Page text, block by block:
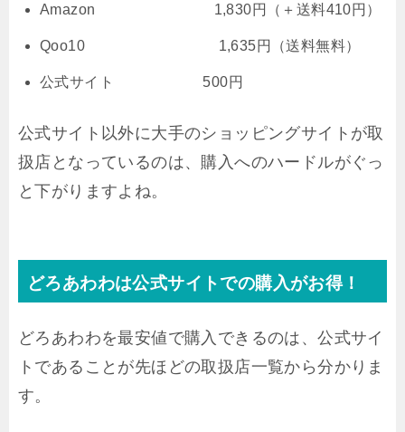
Amazon 1,830円（＋送料410円）
Qoo10 1,635円（送料無料）
公式サイト 500円
公式サイト以外に大手のショッピングサイトが取
扱店となっているのは、購入へのハードルがぐっ
と下がりますよね。
どろあわわは公式サイトでの購入がお得！
どろあわわを最安値で購入できるのは、公式サイ
トであることが先ほどの取扱店一覧から分かりま
す。